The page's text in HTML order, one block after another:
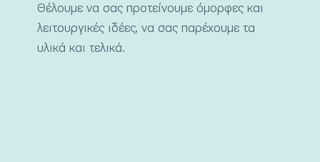
Θέλουμε να σας προτείνουμε όμορφες και
λειτουργικές ιδέες, να σας παρέχουμε τα
υλικά και τελικά.